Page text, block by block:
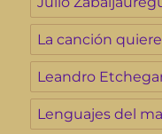
La canción quiere
Leandro
Lenguajes del